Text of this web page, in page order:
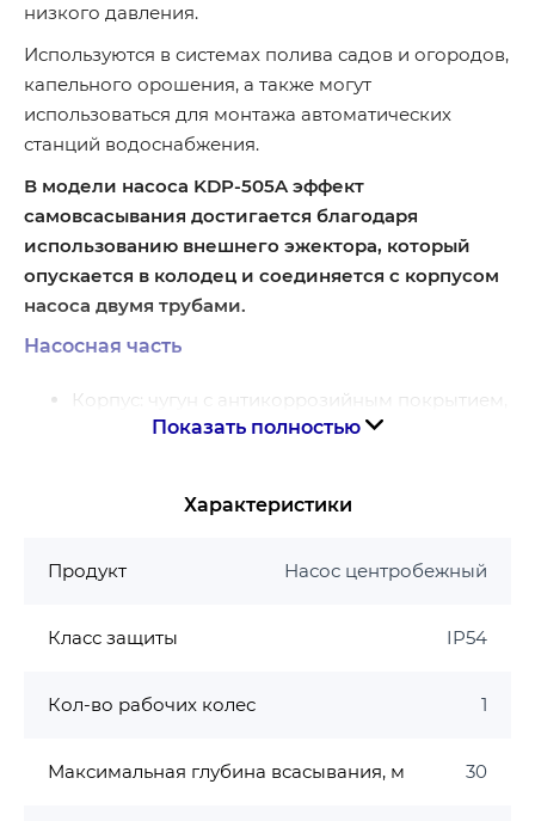
низкого давления.
Используются в системах полива садов и огородов,
капельного орошения, а также могут
использоваться для монтажа автоматических
станций водоснабжения.
В модели насоса KDP-505A эффект
самовсасывания достигается благодаря
использованию внешнего эжектора, который
опускается в колодец и соединяется с корпусом
насоса двумя трубами.
Насосная часть
Корпус: чугун с антикоррозийным покрытием,
а также увеличенной толщиной корпуса на
Вал двигателя: нержавеющая сталь AISI 304
Условия применения
Степень загрязнения: не более 200 г/м³
Температура окружающего воздуха: +2 °С…+40
Температура перекачиваемой воды: +5 °С …
Показать полностью
Характеристики
Продукт Насос центробежный
Класс защиты IP54
Кол-во рабочих колес 1
Максимальная глубина всасывания, м 30